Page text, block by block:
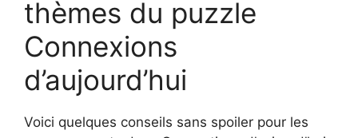
thèmes du puzzle
Connexions
d’aujourd’hui
Voici quelques conseils sans spoiler pour les